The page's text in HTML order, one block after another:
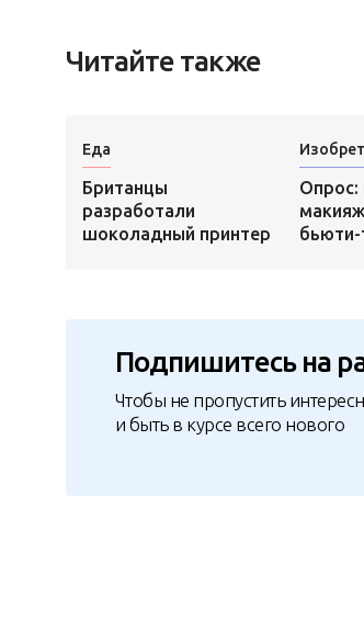
Читайте также
Еда
Британцы
разработали
шоколадный принтер
Опрос:
бьюти-
Подпишитесь на
Чтобы не пропустить
и быть в курсе всего нового